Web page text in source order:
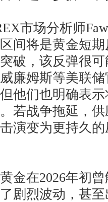
市场分析师
间将是黄金短
破，该反弹很
廉姆斯等美联
他们也明确表
若战争拖延，
演变为更持久
在2026年初曾
剧烈波动，甚